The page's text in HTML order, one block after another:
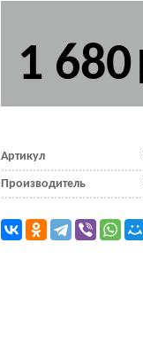
1 680
Артикул
Производитель